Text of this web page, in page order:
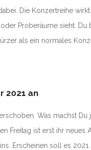
Die Konzertreihe
Proberäume sieht.
als ein normales
2021 an
Was machst Du
Freitag ist erst ihr neues
Erscheinen soll es